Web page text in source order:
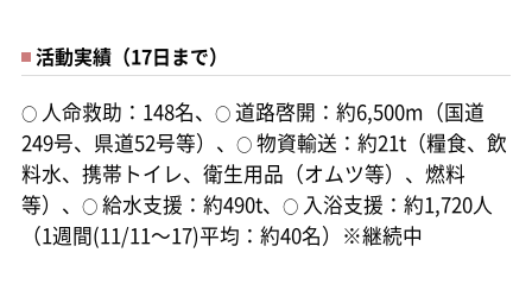
活動実績（17日まで）
○人命救助：148名、 ○道路啓開：約6,500m（国道
249号、県道52号等）、 ○物資輸送：約21t（糧食、飲
料水、携帯トイレ、衛生用品（オムツ等）、燃料
等）、 ○給水支援：約490t、 ○入浴支援：約1,720人
（1週間(11/11～17)平均：約40名）※継続中